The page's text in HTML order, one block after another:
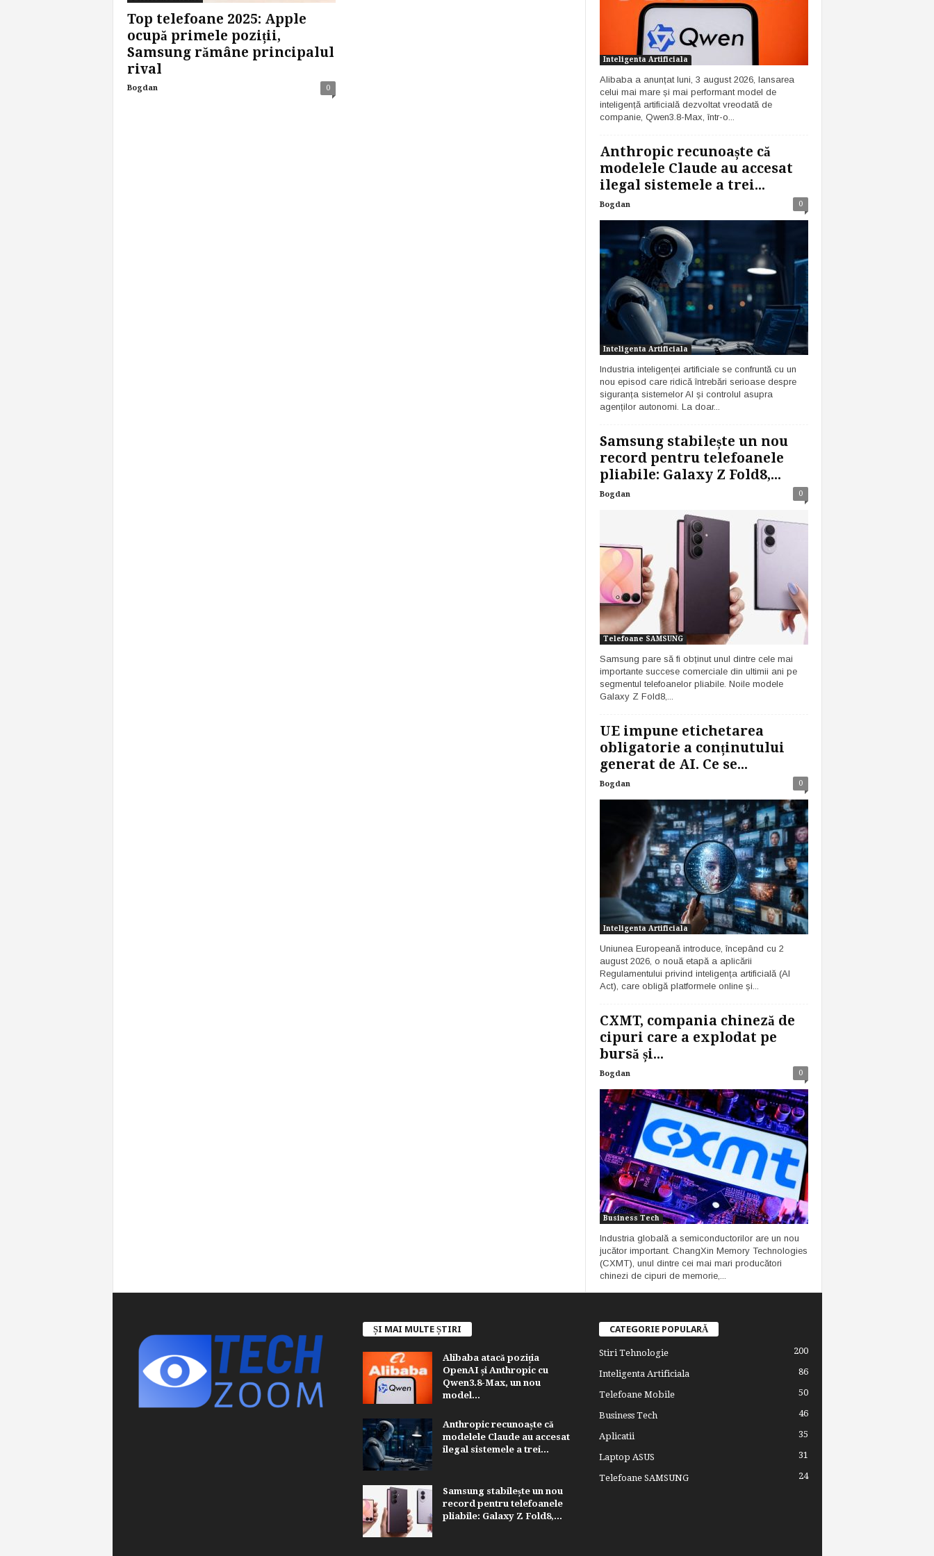
Top telefoane 2025: Apple
ocupă primele poziții,
Samsung rămâne principalul
rival
Bogdan 0
Inteligenta Artificiala
Alibaba a anunțat luni, 3 august 2026, lansarea
celui mai mare și mai performant model de
inteligență artificială dezvoltat vreodată de
companie, Qwen3.8-Max, într-o...
Anthropic recunoaște că
modelele Claude au accesat
ilegal sistemele a trei...
Bogdan 0
Inteligenta Artificiala
Industria inteligenței artificiale se confruntă cu un
nou episod care ridică întrebări serioase despre
siguranța sistemelor AI și controlul asupra
agenților autonomi. La doar...
Samsung stabilește un nou
record pentru telefoanele
pliabile: Galaxy Z Fold8,...
Bogdan 0
Telefoane SAMSUNG
Samsung pare să fi obținut unul dintre cele mai
importante succese comerciale din ultimii ani pe
segmentul telefoanelor pliabile. Noile modele
Galaxy Z Fold8,...
UE impune etichetarea
obligatorie a conținutului
generat de AI. Ce se...
Bogdan 0
Inteligenta Artificiala
Uniunea Europeană introduce, începând cu 2
august 2026, o nouă etapă a aplicării
Regulamentului privind inteligența artificială (AI
Act), care obligă platformele online și...
CXMT, compania chineză de
cipuri care a explodat pe
bursă și...
Bogdan 0
Business Tech
Industria globală a semiconductorilor are un nou
jucător important. ChangXin Memory Technologies
(CXMT), unul dintre cei mai mari producători
chinezi de cipuri de memorie,...
ȘI MAI MULTE ȘTIRI
Alibaba atacă poziția
OpenAI și Anthropic cu
Qwen3.8-Max, un nou
model...
Anthropic recunoaște că
modelele Claude au accesat
ilegal sistemele a trei...
Samsung stabilește un nou
record pentru telefoanele
pliabile: Galaxy Z Fold8,...
CATEGORIE POPULARĂ
Stiri Tehnologie 200
Inteligenta Artificiala 86
Telefoane Mobile 50
Business Tech 46
Aplicatii 35
Laptop ASUS 31
Telefoane SAMSUNG 24